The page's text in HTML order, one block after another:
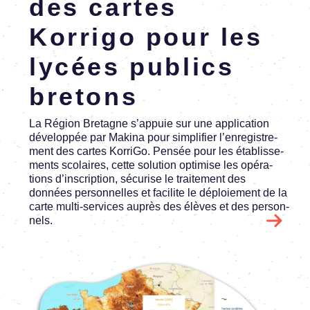
des cartes
Korrigo pour les
lycées publics
bretons
La Région Bretagne s’ap­puie sur une appli­ca­tion
déve­lop­pée par Makina pour simpli­fier l’en­re­gis­tre­
ment des cartes KorriGo. Pensée pour les établis­se­
ments scolaires, cette solu­tion opti­mise les opéra­
tions d’ins­crip­tion, sécu­rise le trai­te­ment des
données person­nelles et faci­lite le déploie­ment de la
carte multi-services auprès des élèves et des person­
nels.
Image